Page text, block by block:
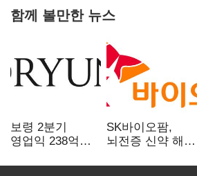
함께 볼만한 뉴스
보령 2분기
영업익 238억…
SK바이오팜,
뇌전증 신약 해외
차세대 신약 개발